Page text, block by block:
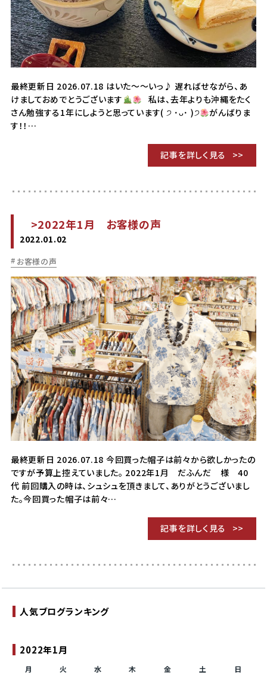
最終更新日 2026.07.18 はいた〜〜いっ♪ 遅ればせながら、あ
けましておめでとうございます
私は、去年よりも沖縄をたく
さん勉強する1年にしようと思っています( ੭ ･ᴗ･ )੭
がんばりま
す！！…
記事を詳しく見る
>2022年1月 お客様の声
2022.01.02
お客様の声
最終更新日 2026.07.18 今回買った帽子は前々から欲しかったの
ですが予算上控えていました。 2022年1月 だふんだ 様 40
代 前回購入の時は、シュシュを頂きまして、ありがとうございまし
た。今回買った帽子は前々…
記事を詳しく見る
2022年1月
月 火 水 木 金 土 日
人気ブログランキング